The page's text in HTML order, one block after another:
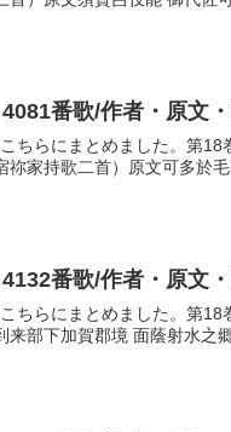
番歌/作者・原文
ちらにまとめました。第
祢家持歌二首）原文可多於
番歌/作者・原文
ちらにまとめました。第
来部下加賀郡境 面蔭射水之